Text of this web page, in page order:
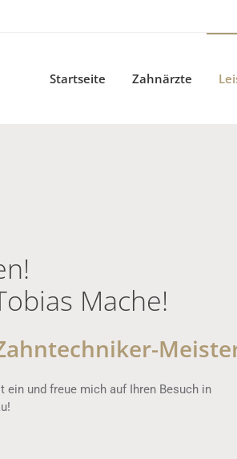
Startseite Zahnärzte
Mache!
ein und freue mich auf Ihren Besuch in